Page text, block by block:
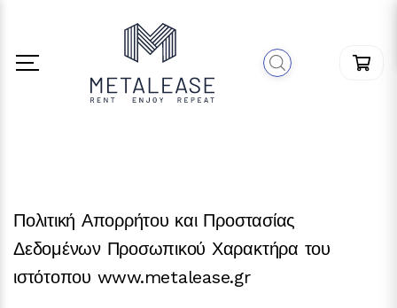
Πολιτική Απορρήτου και Προστασίας
Δεδομένων Προσωπικού Χαρακτήρα του
ιστότοπου www.metalease.gr